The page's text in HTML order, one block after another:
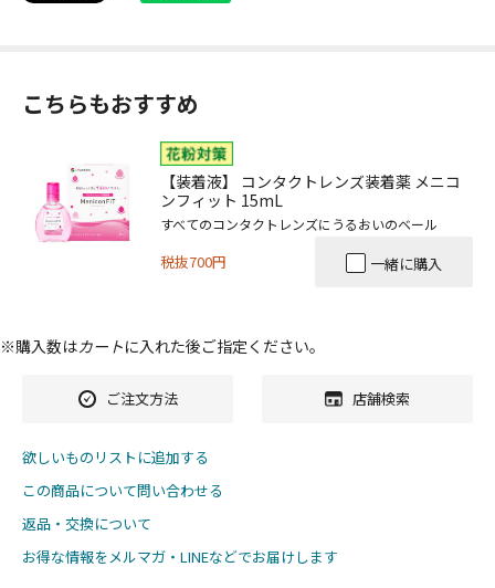
こちらもおすすめ
【装着液】 コンタクトレンズ装着薬 メニコ
ンフィット 15mL
すべてのコンタクトレンズにうるおいのベール
税抜700円 一緒に購入
※購入数はカートに入れた後ご指定ください。
ご注文方法 店舗検索
欲しいものリストに追加する
この商品について問い合わせる
返品・交換について
お得な情報をメルマガ・LINEなどでお届けします